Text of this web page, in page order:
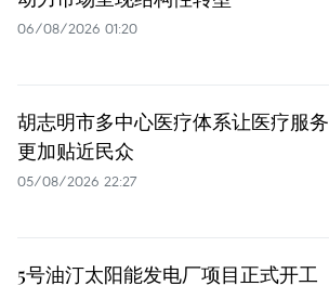
06/08/2026 01:20
胡志明市多中心医疗体系让医疗服务
更加贴近民众
05/08/2026 22:27
5号油汀太阳能发电厂项目正式开工